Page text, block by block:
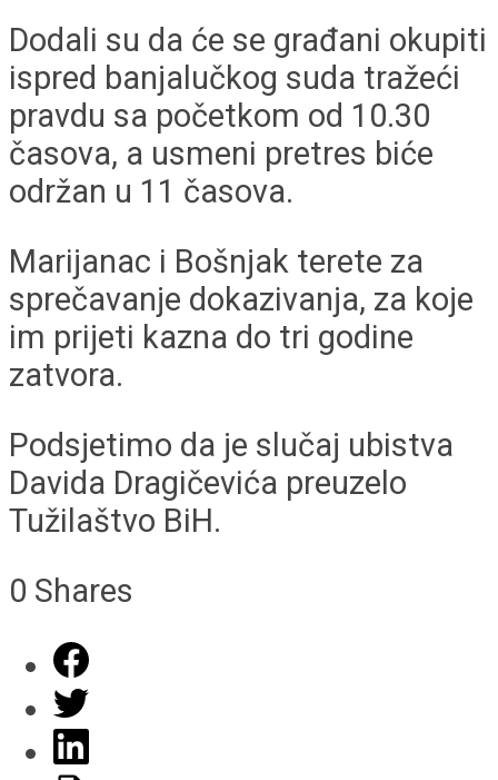
Dodali su da će se građani okupiti
ispred banjalučkog suda tražeći
pravdu sa početkom od 10.30
časova, a usmeni pretres biće
održan u 11 časova.
Marijanac i Bošnjak terete za
sprečavanje dokazivanja, za koje
im prijeti kazna do tri godine
zatvora.
Podsjetimo da je slučaj ubistva
Davida Dragičevića preuzelo
Tužilaštvo BiH.
0 Shares